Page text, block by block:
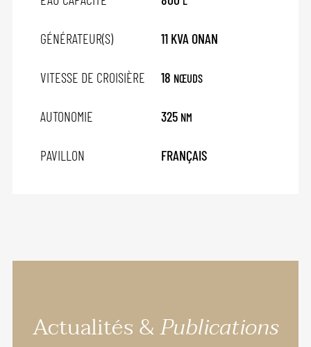
GÉNÉRATEUR(S) 11 KVA ONAN
VITESSE DE CROISIÈRE 18 NŒUDS
AUTONOMIE 325 NM
PAVILLON FRANÇAIS
Actualités &Publications